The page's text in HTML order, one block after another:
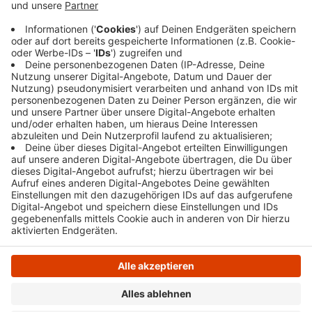
Die Deutsche Bahn musste die Strecke sperren,
dann konnte die Feuerwehr den Brand schnell unter
Kontrolle bringen.
Veröffentlicht: Freitag, 05.07.2019 08:22
Anzeige
Anzeige